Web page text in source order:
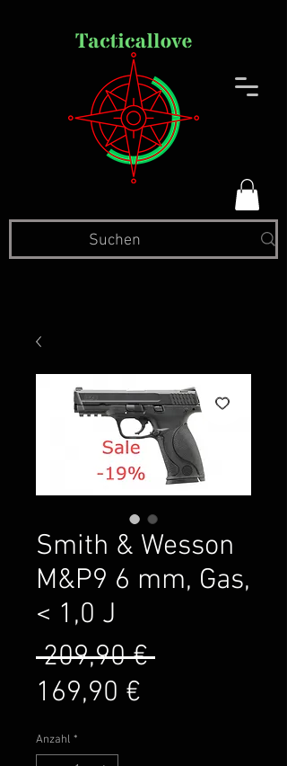
Smith & Wesson
M&P9 6 mm, Gas,
< 1,0 J
209,90 €
169,90 €
Anzahl *